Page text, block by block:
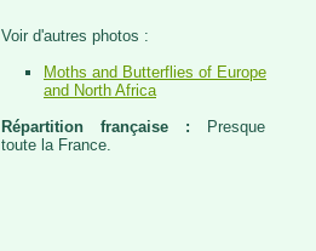
Voir d'autres photos :
Moths and Butterflies of Europe
and North Africa
Répartition française :
Presque
toute la France.